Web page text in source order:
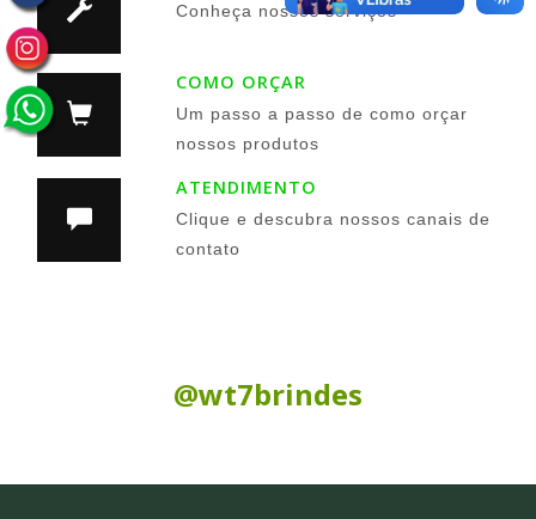
Conheça nossos serviços
COMO ORÇAR
Um passo a passo de como orçar
nossos produtos
ATENDIMENTO
Clique e descubra nossos canais de
contato
@wt7brindes